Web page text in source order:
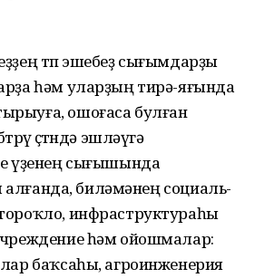
төп эшебеҙ сығымдарҙы
һәм уларҙың тирә-яғында
ошоғаса булған
өҫтөндә эшләүгә
үҙенең сығышында
алғанда, биләмәнең социаль-
инфраструктураһы
һәм ойошмалар:
баҡсаһы, агроинженерия